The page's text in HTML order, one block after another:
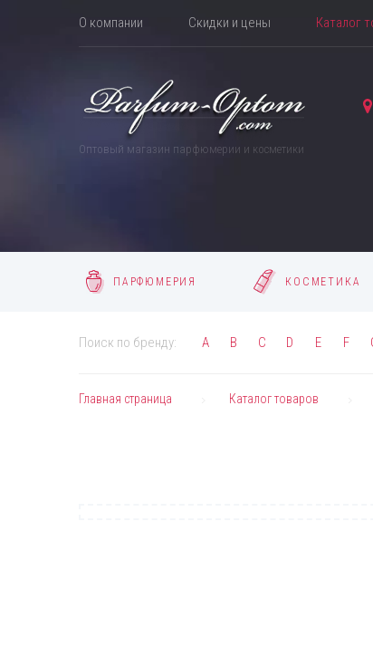
О компании Скидки и цены Каталог
Оптовый магазин парфюмерии и косметики
ПАРФЮМЕРИЯ КОСМЕТИКА
Поиск по бренду: A B C D E F
Главная страница Каталог товаров